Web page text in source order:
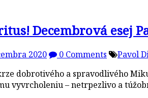
Decembrová esej
2020 0 Comments Pavol
dobrotivého a spravodlivého
vyvrcholeniu – netrpezlivo a